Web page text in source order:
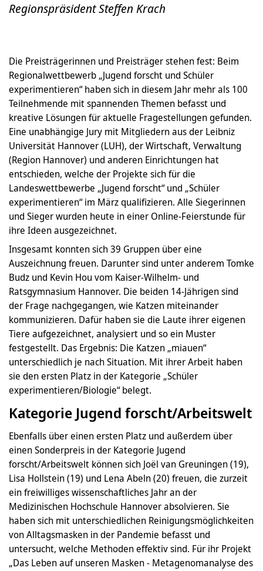
Regionspräsident Steffen Krach
Die Preisträgerinnen und Preisträger stehen fest: Beim
Regionalwettbewerb „Jugend forscht und Schüler
experimentieren“ haben sich in diesem Jahr mehr als 100
Teilnehmende mit spannenden Themen befasst und
kreative Lösungen für aktuelle Fragestellungen gefunden.
Eine unabhängige Jury mit Mitgliedern aus der Leibniz
Universität Hannover (LUH), der Wirtschaft, Verwaltung
(Region Hannover) und anderen Einrichtungen hat
entschieden, welche der Projekte sich für die
Landeswettbewerbe „Jugend forscht“ und „Schüler
experimentieren“ im März qualifizieren. Alle Siegerinnen
und Sieger wurden heute in einer Online-Feierstunde für
ihre Ideen ausgezeichnet.
Insgesamt konnten sich 39 Gruppen über eine
Auszeichnung freuen. Darunter sind unter anderem Tomke
Budz und Kevin Hou vom Kaiser-Wilhelm- und
Ratsgymnasium Hannover. Die beiden 14-Jährigen sind
der Frage nachgegangen, wie Katzen miteinander
kommunizieren. Dafür haben sie die Laute ihrer eigenen
Tiere aufgezeichnet, analysiert und so ein Muster
festgestellt. Das Ergebnis: Die Katzen „miauen“
unterschiedlich je nach Situation. Mit ihrer Arbeit haben
sie den ersten Platz in der Kategorie „Schüler
experimentieren/Biologie“ belegt.
Kategorie Jugend forscht/Arbeitswelt
Ebenfalls über einen ersten Platz und außerdem über
einen Sonderpreis in der Kategorie Jugend
forscht/Arbeitswelt können sich Joël van Greuningen (19),
Lisa Hollstein (19) und Lena Abeln (20) freuen, die zurzeit
ein freiwilliges wissenschaftliches Jahr an der
Medizinischen Hochschule Hannover absolvieren. Sie
haben sich mit unterschiedlichen Reinigungsmöglichkeiten
von Alltagsmasken in der Pandemie befasst und
untersucht, welche Methoden effektiv sind. Für ihr Projekt
„Das Leben auf unseren Masken - Metagenomanalyse des